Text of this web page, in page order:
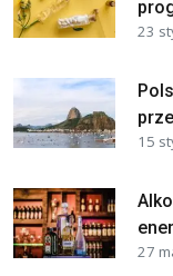
23
15
27